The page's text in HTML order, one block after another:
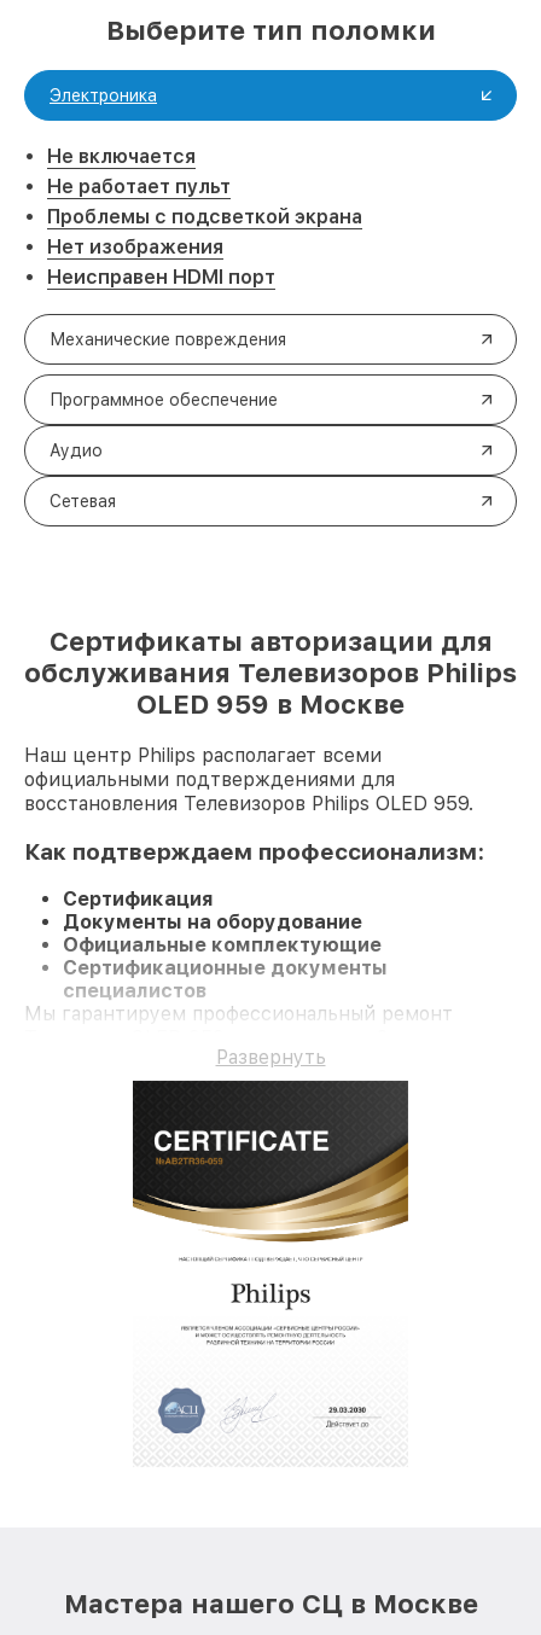
Выберите тип поломки
Электроника
Не включается
Не работает пульт
Проблемы с подсветкой экрана
Нет изображения
Неисправен HDMI порт
Механические повреждения
Программное обеспечение
Аудио
Сетевая
Сертификаты авторизации для
обслуживания Телевизоров Philips
OLED 959 в Москве
Наш центр Philips располагает всеми
официальными подтверждениями для
восстановления Телевизоров Philips OLED 959.
Как подтверждаем профессионализм:
Сертификация
Документы на оборудование
Официальные комплектующие
Сертификационные документы
специалистов
Мы гарантируем профессиональный ремонт
Развернуть
Мастера нашего СЦ в Москве